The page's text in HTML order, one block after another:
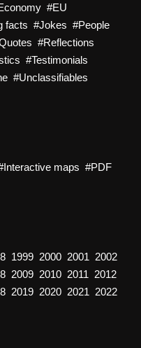
#EU
facts #Jokes #People
#Reflections
#Testimonials
#Unclassifiables
maps #PDF
1999 2000 2001 2002
2009 2010 2011 2012
2019 2020 2021 2022